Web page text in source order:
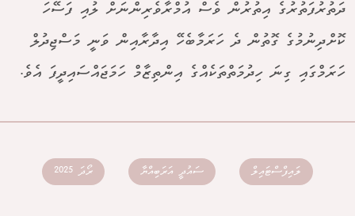
ދަތުރުފަތުރުގެ އިތުރުން ވެސް އުމްރާވެރިންނަށް ލުއި ފަސޭހަ
ކޮށްދިނުމުގެ ގޮތުން ދެ ހަރަމާބެހޭ އިދާރާއިން ވަނީ މަސްޖިދުލް
ހަރަމްގައި ގިނަ ހިދުމަތްތަކެއްގެ އިންތިޒާމް ހަމަޖައްސައިދީފަ އެވެ.
ލައިފްސްޓައިލް ސައުދީ އަރަބިއްޔާ ރޯދަ 2025